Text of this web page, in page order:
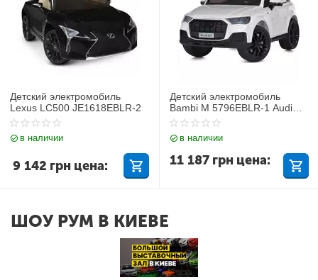
Детский электромобиль
Lexus LC500 JE1618EBLR-2
в наличии
9 142 грн цена:
Детский электромобиль
Bambi M 5796EBLR-1 Audi
Q7
в наличии
11 187 грн цена:
ШОУ РУМ В КИЕВЕ